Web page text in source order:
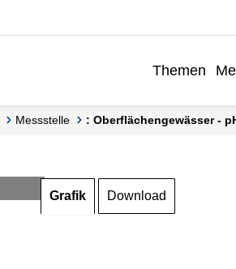
Themen
Messstelle : Oberflächengewässer -
Grafik Download